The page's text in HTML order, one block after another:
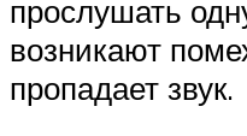
прослушать
возникают
пропадает звук.